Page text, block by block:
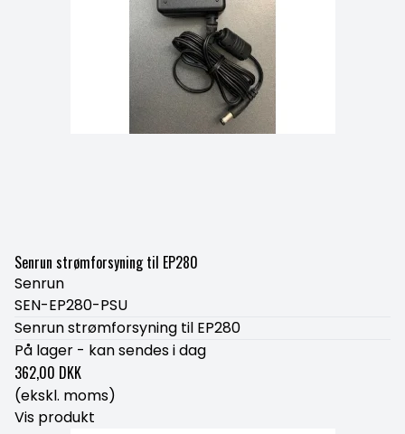
Senrun strømforsyning til EP280
Senrun
SEN-EP280-PSU
Senrun strømforsyning til EP280
På lager - kan sendes i dag
362,00 DKK
(ekskl. moms)
Vis produkt